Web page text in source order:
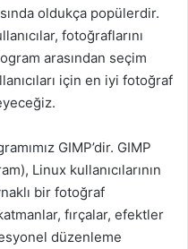
oldukça popülerdir.
fotoğraflarını
arasından seçim
için en iyi fotoğraf
GIMP’dir. GIMP
Linux kullanıcılarının
bir fotoğraf
fırçalar, efektler
düzenleme